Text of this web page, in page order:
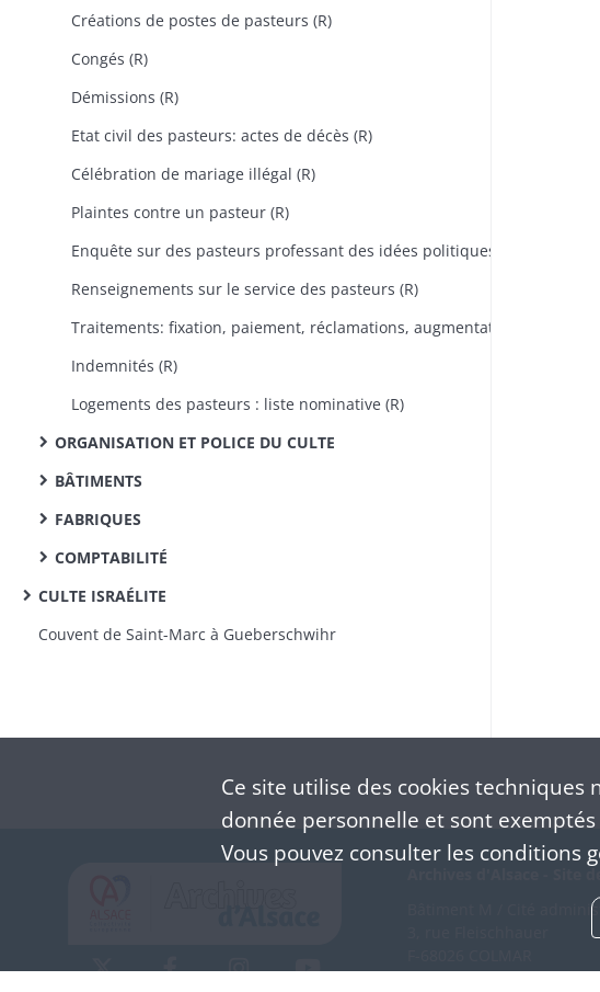
Créations de postes de pasteurs (R)
Congés (R)
Démissions (R)
Etat civil des pasteurs: actes de décès (R)
Célébration de mariage illégal (R)
Plaintes contre un pasteur (R)
Renseignements sur le service des pasteurs (R)
Indemnités (R)
Logements des pasteurs : liste nominative (R)
ORGANISATION ET POLICE DU CULTE
BÂTIMENTS
FABRIQUES
COMPTABILITÉ
CULTE ISRAÉLITE
Couvent de Saint-Marc à Gueberschwihr
Bâtiment M / Cité
(+33) 3 89 21 97 00
Ce site utilise des cookiestechniques
donnée personnelle et sont
Vous pouvez consulter les conditions